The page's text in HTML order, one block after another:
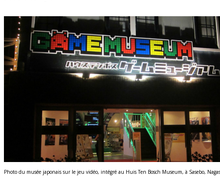
Photo du musée japonais sur le jeu vidéo, intégré au Huis Ten Bosch Museum, à Sasebo,